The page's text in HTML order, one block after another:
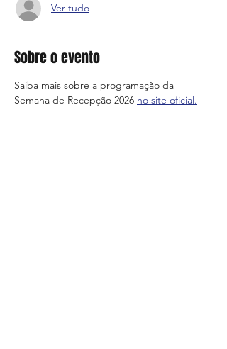
Ver tudo
Sobre o evento
Saiba mais sobre a programação da
Semana de Recepção 2026 no site oficial.